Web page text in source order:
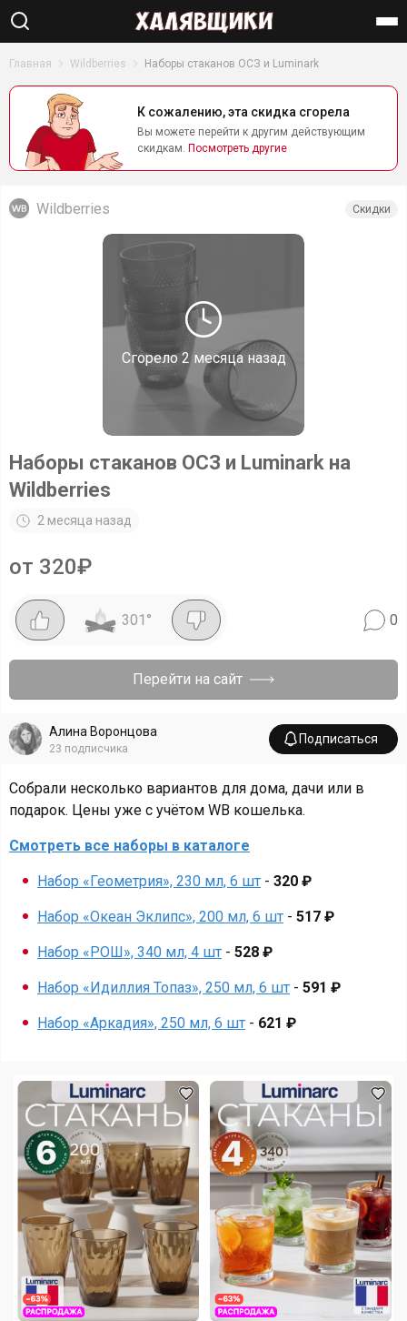
Главная Wildberries Наборы стаканов ОСЗ и Luminark
К сожалению, эта скидка сгорела
Вы можете перейти к другим действующим
скидкам. Посмотреть другие
Сгорело2 месяца назад
Wildberries Скидки
Наборы стаканов ОСЗ и Luminark на
Wildberries
2 месяца назад
от 320₽
301 ° 0
Перейти на сайт
Алина Воронцова
23 подписчика
Подписаться
Собрали несколько вариантов для дома, дачи или в
подарок. Цены уже с учётом WB кошелька.
Смотреть все наборы в каталоге
Набор «Геометрия», 230 мл, 6 шт - 320 ₽
Набор «Океан Эклипс», 200 мл, 6 шт - 517 ₽
Набор «РОШ», 340 мл, 4 шт - 528 ₽
Набор «Идиллия Топаз», 250 мл, 6 шт - 591 ₽
Набор «Аркадия», 250 мл, 6 шт - 621 ₽